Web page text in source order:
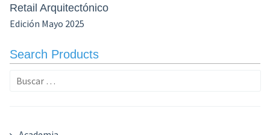
Retail Arquitectónico
Edición Mayo 2025
Search Products
Buscar: